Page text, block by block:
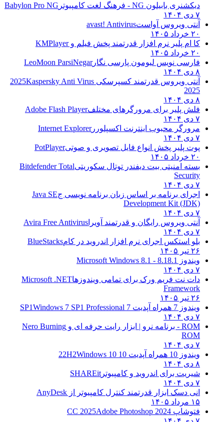
دیکشنری بابیلون NG - فرهنگ لغت کامپیوتر
Babylon Pro NG
۷ دی ۱۴۰۴
آنتی ویروس آواستavast! Antivirus
۲۰ خرداد ۱۴۰۵
کا ام پلیر نرم افزار قدرتمند پخش فیلم وKMPlayer
۲۰ خرداد ۱۴۰۵
فارسی نویس لیومون پارسی نگارLeoMoon ParsiNegar
۸ دی ۱۴۰۴
آنتی ویروس قدرتمند کسپرسکی 2025 Kaspersky Anti Virus
2025
۸ دی ۱۴۰۴
فلش پلیر برای مرورگرهای مختلفAdobe Flash Player
۷ دی ۱۴۰۴
مرورگر محبوب اینترنت اکسپلوررInternet Explorer
۷ دی ۱۴۰۴
پوت پلیر پخش انواع فایل تصویری و صوتیPotPlayer
۲۰ خرداد ۱۴۰۵
بسته امنیتی بیت دیفندر توتال سکوریتیBitdefender Total
Security
۷ دی ۱۴۰۴
اجرای برنامه بر اساس زبان برنامه نویسی جJava SE
Development Kit (JDK)
۷ دی ۱۴۰۴
آنتی ویروس رایگان و قدرتمند آویرا Avira Free Antivirus
۷ دی ۱۴۰۴
بلو استکس اجرای نرم افزار اندروید در کامBlueStacks
۲۶ تیر ۱۴۰۵
ویندوز 8.1
8.1 - Microsoft Windows 8.1
۷ دی ۱۴۰۴
دات نت فریم ورک برای تمامی ویندوزهاMicrosoft .NET
Framework
۲۶ تیر ۱۴۰۵
ویندوز 7 همراه آپدیت 7 SP1
Windows 7 SP1 Professional
۷ دی ۱۴۰۴
ROM - برنامه نرو | ابزار رایت حرفه ای و
Nero Burning
ROM
۷ دی ۱۴۰۴
ویندوز 10 همراه آپدیت 10 22H2
Windows 10
۸ دی ۱۴۰۴
شیریت برای اندروید و کامپیوتر SHAREit
۷ دی ۱۴۰۴
انی دسک ابزار قدرتمند کنترل کامپیوتر از AnyDesk
۱۵ مرداد ۱۴۰۵
فتوشاپ CC 2025 Adobe Photoshop 2024